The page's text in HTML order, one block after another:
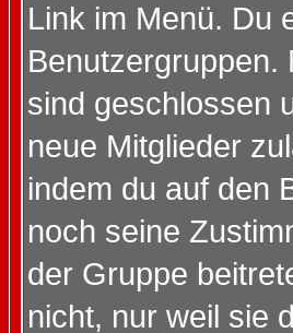
Link im Menü. Du
sind geschlossen
neue Mitglieder
indem du auf den
noch seine
der Gruppe
nicht, nur weil sie